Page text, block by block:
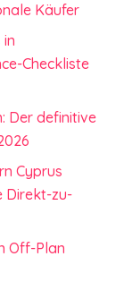
Käufer
Checkliste
Der definitive
Cyprus
Direkt-zu-
Off-Plan